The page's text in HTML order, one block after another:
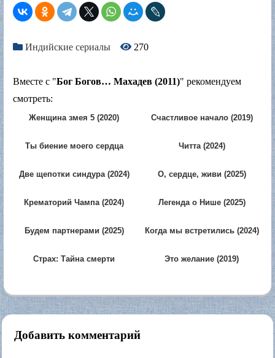
Индийские сериалы 270
Вместе с "Бог Богов… Махадев (2011)" рекомендуем
смотреть:
Женщина змея 5 (2020) Счастливое начало (2019)
Ты биение моего сердца
Читта (2024)
Две щепотки синдура (2024) О, сердце, живи (2025)
Крематорий Чампа (2024) Легенда о Нише (2025)
Будем партнерами (2025) Когда мы встретились (2024)
Страх: Тайна смерти
Это желание (2019)
Добавить комментарий